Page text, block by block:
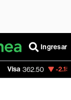
Ingresar
-2.15%